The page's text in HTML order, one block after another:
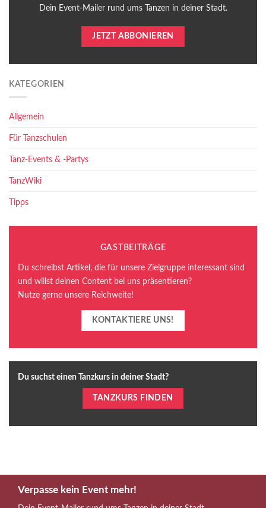
Dein Event-Mailer rund ums Tanzen in deiner Stadt.
JETZT ABBONIEREN
KATEGORIEN
Allgemein
Für Tanzschulen
Tanz-Events & -Partys
TanzWiki
Tipps
GASTBEITRÄGE
Du schreibst Artikel, die für unsere Zielgruppe interessant sind
und willst deinen Content bei uns präsentieren?
Nutze gerne unsere Reichweite!
KONTAKTIERE UNS!
Du suchst einen Tanzkurs in deiner Stadt?
TANZKURS FINDEN
Verpasse kein Event mehr!